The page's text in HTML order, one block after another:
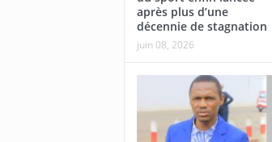
après plus d’une
décennie de stagnation
juin 08, 2026